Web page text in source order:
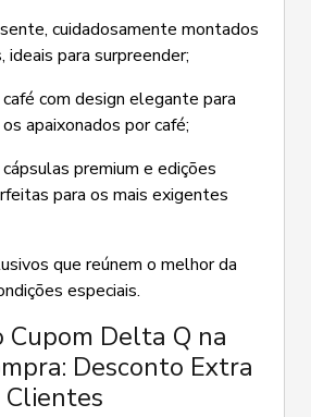
cuidadosamente montados
ideais para surpreender;
com design elegante para
apaixonados por café;
premium e edições
para os mais exigentes
que reúnem o melhor da
especiais.
Delta Q na
Desconto Extra
Clientes